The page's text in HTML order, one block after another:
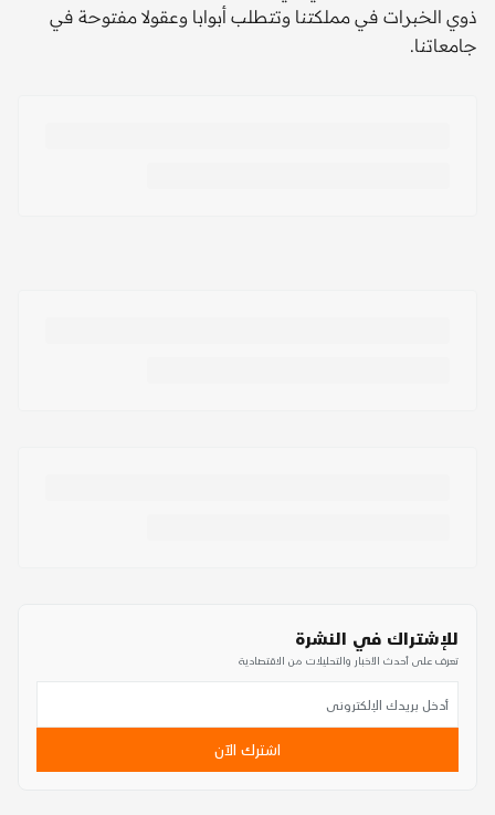
ذوي الخبرات في مملكتنا وتتطلب أبوابا وعقولا مفتوحة في
جامعاتنا.
للإشتراك في النشرة
تعرف على أحدث الأخبار والتحليلات من الاقتصادية
اشترك الآن